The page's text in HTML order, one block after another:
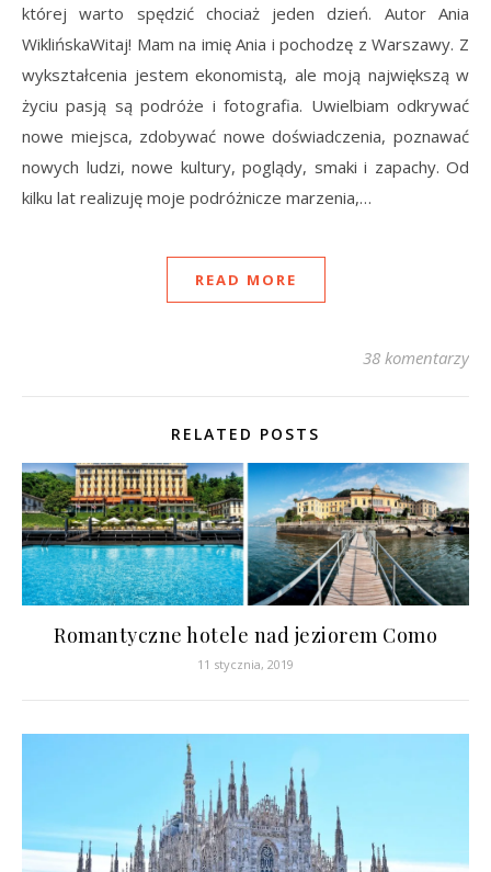
której warto spędzić chociaż jeden dzień. Autor Ania
WiklińskaWitaj! Mam na imię Ania i pochodzę z Warszawy. Z
wykształcenia jestem ekonomistą, ale moją największą w
życiu pasją są podróże i fotografia. Uwielbiam odkrywać
nowe miejsca, zdobywać nowe doświadczenia, poznawać
nowych ludzi, nowe kultury, poglądy, smaki i zapachy. Od
kilku lat realizuję moje podróżnicze marzenia,…
READ MORE
38 komentarzy
RELATED POSTS
Romantyczne hotele nad jeziorem Como
11 stycznia, 2019